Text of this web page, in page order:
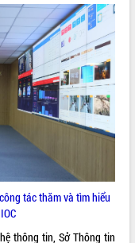
tác thăm và tìm hiểu
thông tin, Sở Thông tin